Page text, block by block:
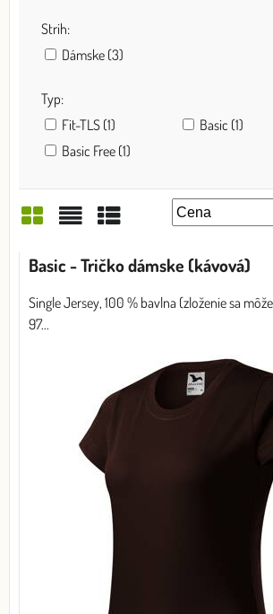
Strih:
Dámske (3)
Typ:
Fit-TLS (1)
Basic (1)
Basic Free (1)
Mriežka
Basic - Tričko dámske (kávová)
Single Jersey, 100 % bavlna (zloženie sa
97...